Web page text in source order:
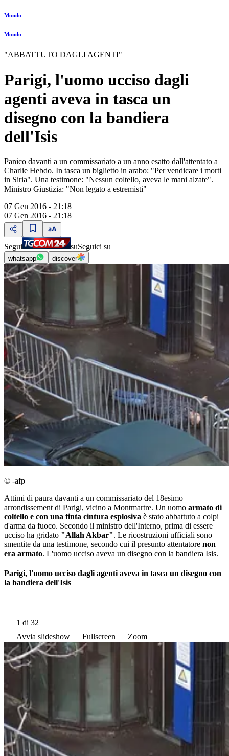
Mondo
Mondo
"ABBATTUTO DAGLI AGENTI"
Parigi, l'uomo ucciso dagli
agenti aveva in tasca un
disegno con la bandiera
dell'Isis
Panico davanti a un commissariato a un anno esatto dall'attentato a
Charlie Hebdo. In tasca un biglietto in arabo: "Per vendicare i morti
in Siria". Una testimone: "Nessun coltello, aveva le mani alzate".
Ministro Giustizia: "Non legato a estremisti"
07 Gen 2016 - 21:18
07 Gen 2016 - 21:18
Segui suSeguici su
whatsapp discover
© -afp
Attimi di paura davanti a un commissariato del 18esimo
arrondissement di Parigi, vicino a Montmartre. Un uomo armato di
coltello e con una finta cintura esplosiva è stato abbattuto a colpi
d'arma da fuoco. Secondo il ministro dell'Interno, prima di essere
ucciso ha gridato "Allah Akbar". Le ricostruzioni ufficiali sono
smentite da una testimone, secondo cui il presunto attentatore non
era armato. L'uomo ucciso aveva un disegno con la bandiera Isis.
Parigi, l'uomo ucciso dagli agenti aveva in tasca un disegno con
la bandiera dell'Isis
1 di 32
Avvia slideshow
Fullscreen Zoom